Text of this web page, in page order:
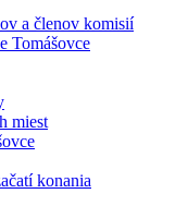
a členov komisií
Tomášovce
miest
konania